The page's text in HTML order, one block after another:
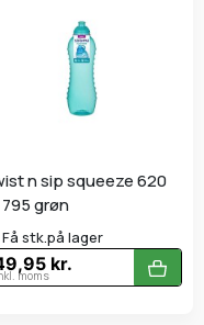
grøn
Få stk.på lager
kr.
moms